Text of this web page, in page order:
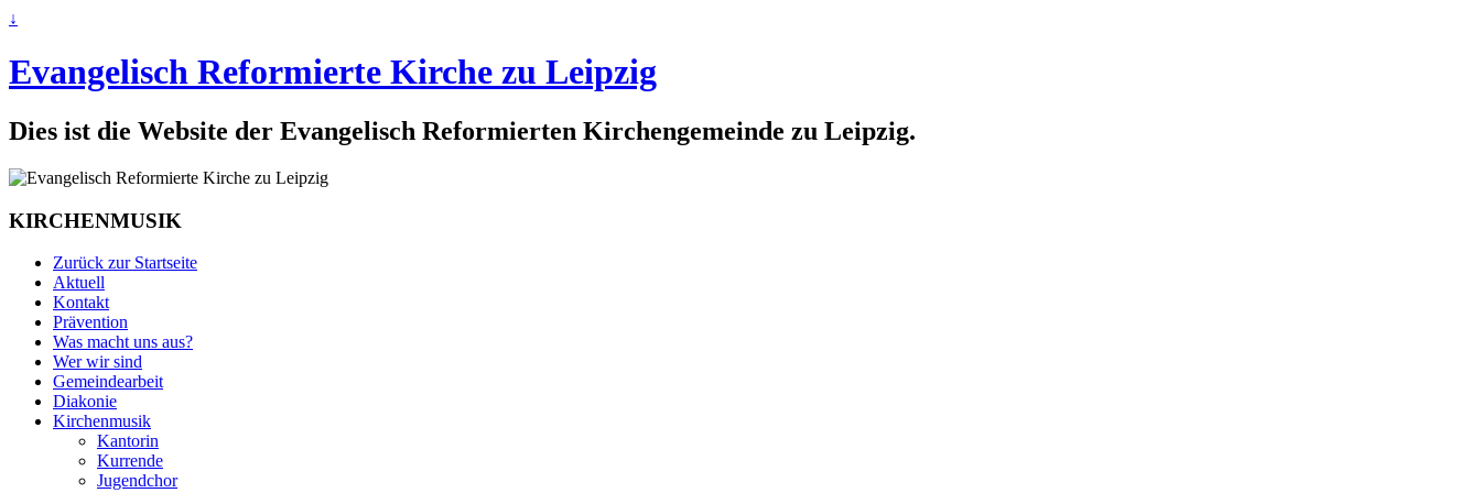
↓
Evangelisch Reformierte Kirche zu Leipzig
Dies ist die Website der Evangelisch Reformierten Kirchengemeinde zu Leipzig.
KIRCHENMUSIK
Zurück zur Startseite
Aktuell
Kontakt
Prävention
Was macht uns aus?
Wer wir sind
Gemeindearbeit
Diakonie
Kirchenmusik
Kantorin
Kurrende
Jugendchor